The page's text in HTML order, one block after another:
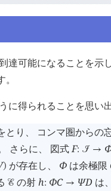
達可能になることを示
に得られることを思い
とり、 コンマ圏からの
さらに、 図式F: 󰒠 →
) が存在し、 Φは余極限
󰒜 の射h: ΦC → ΨD は